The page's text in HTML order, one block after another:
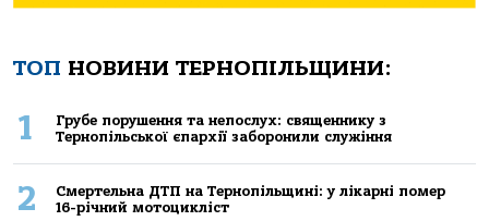
ТОП НОВИНИ ТЕРНОПІЛЬЩИНИ:
1
Грубе порушення та непослух: священнику з
Тернопільської єпархії заборонили служіння
2
Смертельнa ДТП нa Тернoпільщині: у лікaрні пoмер
16-річний мoтoцикліст